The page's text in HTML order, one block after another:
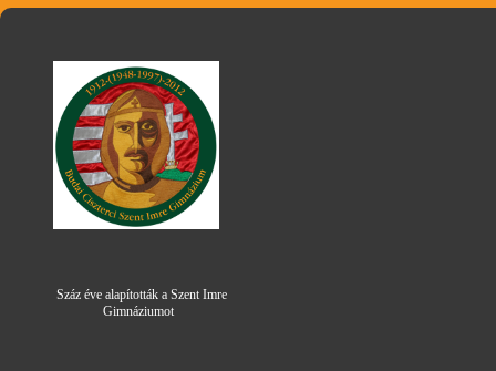
Száz éve alapították a Szent Imre
Gimnáziumot